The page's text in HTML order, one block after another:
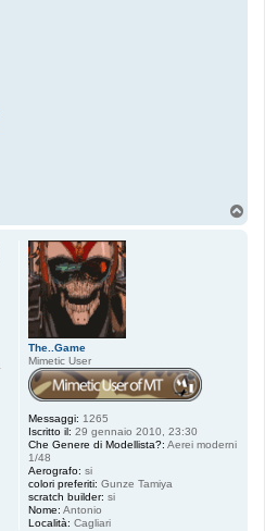
The..Game
Mimetic User
Messaggi: 1265
Iscritto il: 29 gennaio 2010, 23:30
Che Genere di Modellista?: Aerei moderni
1/48
Aerografo: si
colori preferiti: Gunze Tamiya
scratch builder: si
Nome: Antonio
Località: Cagliari